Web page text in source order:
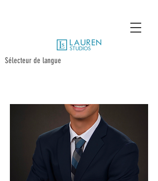
Sélecteur de langue